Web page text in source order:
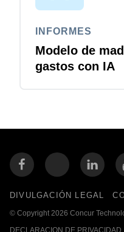
INFORMES
Modelo de
gastos con IA
DIVULGACIÓN LEGAL
© Copyright 2026 Concur
DECLARACION DE PRIVACIDAD